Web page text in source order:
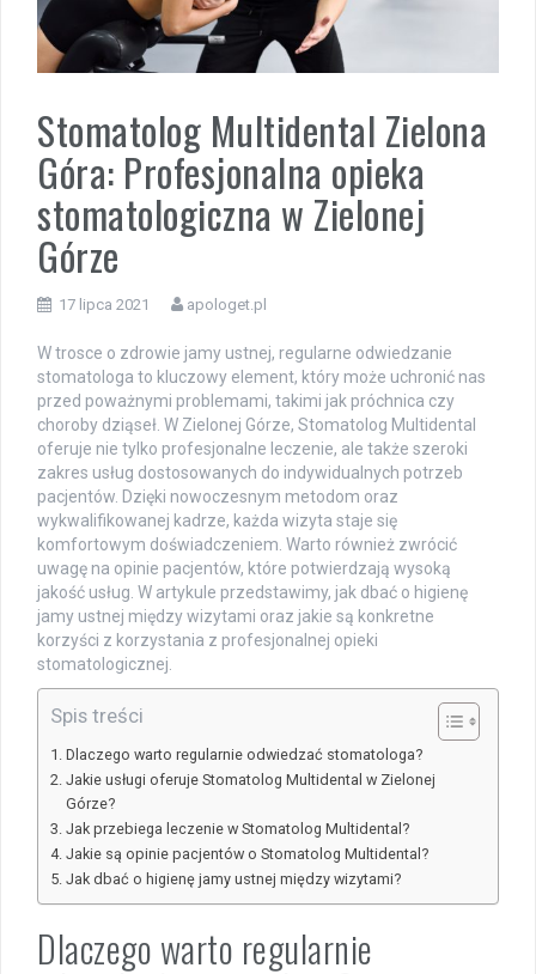
Stomatolog Multidental Zielona
Góra: Profesjonalna opieka
stomatologiczna w Zielonej
Górze
17 lipca 2021 apologet.pl
W trosce o zdrowie jamy ustnej, regularne odwiedzanie
stomatologa to kluczowy element, który może uchronić nas
przed poważnymi problemami, takimi jak próchnica czy
choroby dziąseł. W Zielonej Górze, Stomatolog Multidental
oferuje nie tylko profesjonalne leczenie, ale także szeroki
zakres usług dostosowanych do indywidualnych potrzeb
pacjentów. Dzięki nowoczesnym metodom oraz
wykwalifikowanej kadrze, każda wizyta staje się
komfortowym doświadczeniem. Warto również zwrócić
uwagę na opinie pacjentów, które potwierdzają wysoką
jakość usług. W artykule przedstawimy, jak dbać o higienę
jamy ustnej między wizytami oraz jakie są konkretne
korzyści z korzystania z profesjonalnej opieki
stomatologicznej.
Spis treści
Dlaczego warto regularnie odwiedzać stomatologa?
Jakie usługi oferuje Stomatolog Multidental w Zielonej
Górze?
Jak przebiega leczenie w Stomatolog Multidental?
Jakie są opinie pacjentów o Stomatolog Multidental?
Jak dbać o higienę jamy ustnej między wizytami?
Dlaczego warto regularnie